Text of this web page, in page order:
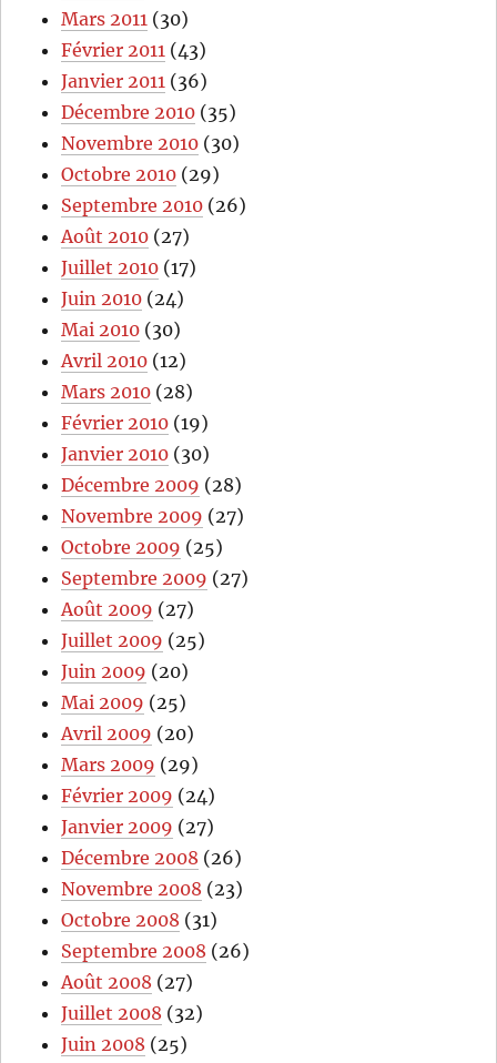
Mars 2011 (30)
Février 2011 (43)
Janvier 2011 (36)
Décembre 2010 (35)
Novembre 2010 (30)
Octobre 2010 (29)
Septembre 2010 (26)
Août 2010 (27)
Juillet 2010 (17)
Juin 2010 (24)
Mai 2010 (30)
Avril 2010 (12)
Mars 2010 (28)
Février 2010 (19)
Janvier 2010 (30)
Décembre 2009 (28)
Novembre 2009 (27)
Octobre 2009 (25)
Septembre 2009 (27)
Août 2009 (27)
Juillet 2009 (25)
Juin 2009 (20)
Mai 2009 (25)
Avril 2009 (20)
Mars 2009 (29)
Février 2009 (24)
Janvier 2009 (27)
Décembre 2008 (26)
Novembre 2008 (23)
Octobre 2008 (31)
Septembre 2008 (26)
Août 2008 (27)
Juillet 2008 (32)
Juin 2008 (25)